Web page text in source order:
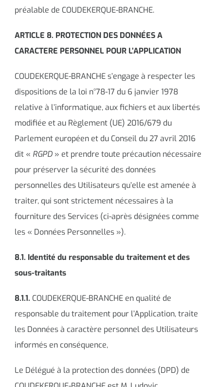
préalable de COUDEKERQUE-BRANCHE.
ARTICLE 8. PROTECTION DES DONNÉES A
CARACTERE PERSONNEL POUR L’APPLICATION
COUDEKERQUE-BRANCHE s’engage à respecter les
dispositions de la loi n°78-17 du 6 janvier 1978
relative à l’informatique, aux fichiers et aux libertés
modifiée et au Règlement (UE) 2016/679 du
Parlement européen et du Conseil du 27 avril 2016
dit « RGPD» et prendre toute précaution nécessaire
pour préserver la sécurité des données
personnelles des Utilisateurs qu’elle est amenée à
traiter, qui sont strictement nécessaires à la
fourniture des Services (ci-après désignées comme
les « Données Personnelles »).
8.1. Identité du responsable du traitement et des
sous-traitants
8.1.1. COUDEKERQUE-BRANCHE en qualité de
responsable du traitement pour l’Application, traite
les Données à caractère personnel des Utilisateurs
informés en conséquence,
Le Délégué à la protection des données (DPD) de